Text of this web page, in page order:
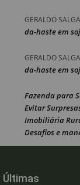
GERALDO
da-haste em
GERALDO
da-haste em
Fazenda para
Evitar
Imobiliária
Desafios e
Últimas